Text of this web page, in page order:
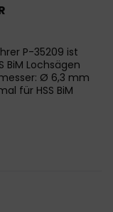
P-35209 ist
BiM Lochsägen
Ø 6,3 mm
für HSS BiM